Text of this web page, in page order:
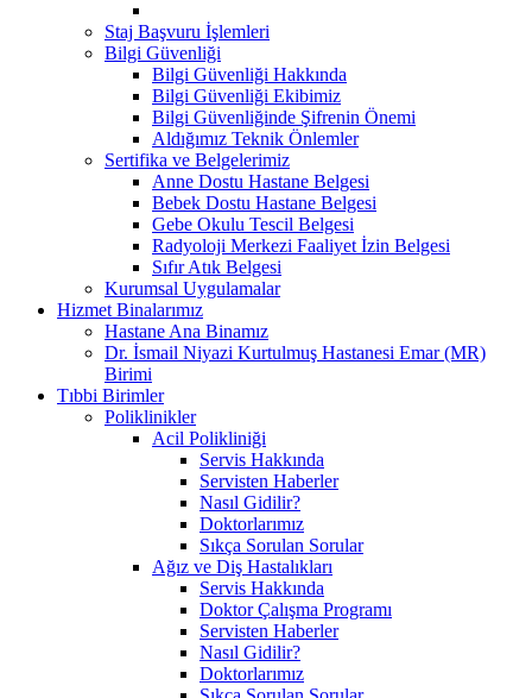
Staj Başvuru İşlemleri
Bilgi Güvenliği
Bilgi Güvenliği Hakkında
Bilgi Güvenliği Ekibimiz
Bilgi Güvenliğinde Şifrenin Önemi
Aldığımız Teknik Önlemler
Sertifika ve Belgelerimiz
Anne Dostu Hastane Belgesi
Bebek Dostu Hastane Belgesi
Gebe Okulu Tescil Belgesi
Radyoloji Merkezi Faaliyet İzin Belgesi
Sıfır Atık Belgesi
Kurumsal Uygulamalar
Hizmet Binalarımız
Hastane Ana Binamız
Dr. İsmail Niyazi Kurtulmuş Hastanesi Emar (MR)
Birimi
Tıbbi Birimler
Poliklinikler
Acil Polikliniği
Servis Hakkında
Servisten Haberler
Nasıl Gidilir?
Doktorlarımız
Sıkça Sorulan Sorular
Ağız ve Diş Hastalıkları
Servis Hakkında
Doktor Çalışma Programı
Servisten Haberler
Nasıl Gidilir?
Doktorlarımız